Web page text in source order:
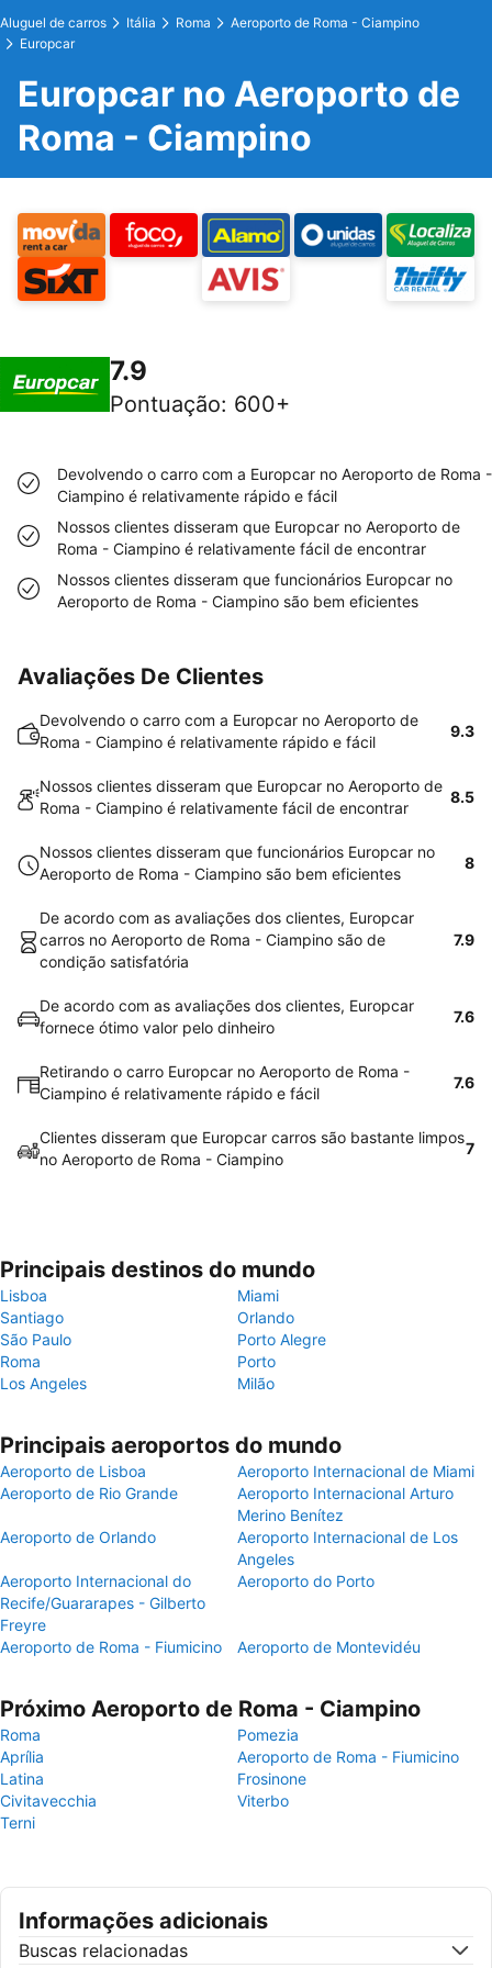
Aluguel de carros Itália Roma
Aeroporto de Roma - Ciampino
Europcar
Europcar no Aeroporto de
Roma - Ciampino
7.9
Pontuação: 600+
Devolvendo o carro com a Europcar no Aeroporto de Roma -
Ciampino é relativamente rápido e fácil
Nossos clientes disseram que Europcar no Aeroporto de
Roma - Ciampino é relativamente fácil de encontrar
Nossos clientes disseram que funcionários Europcar no
Aeroporto de Roma - Ciampino são bem eficientes
Avaliações De Clientes
Devolvendo o carro com a Europcar no Aeroporto de
Roma - Ciampino é relativamente rápido e fácil
9.3
Nossos clientes disseram que Europcar no Aeroporto de
Roma - Ciampino é relativamente fácil de encontrar
8.5
Nossos clientes disseram que funcionários Europcar no
Aeroporto de Roma - Ciampino são bem eficientes
8
De acordo com as avaliações dos clientes, Europcar
carros no Aeroporto de Roma - Ciampino são de
condição satisfatória
7.9
De acordo com as avaliações dos clientes, Europcar
fornece ótimo valor pelo dinheiro
7.6
Retirando o carro Europcar no Aeroporto de Roma -
Ciampino é relativamente rápido e fácil
7.6
Clientes disseram que Europcar carros são bastante limpos
no Aeroporto de Roma - Ciampino
7
Principais destinos do mundo
Lisboa
Miami
Santiago
Orlando
São Paulo
Porto Alegre
Roma
Porto
Los Angeles
Milão
Principais aeroportos do mundo
Aeroporto de Lisboa
Aeroporto Internacional de Miami
Aeroporto de Rio Grande
Aeroporto Internacional Arturo
Merino Benítez
Aeroporto de Orlando
Aeroporto Internacional de Los
Angeles
Aeroporto Internacional do
Recife/Guararapes - Gilberto
Freyre
Aeroporto do Porto
Aeroporto de Roma - Fiumicino Aeroporto de Montevidéu
Próximo Aeroporto de Roma - Ciampino
Roma
Pomezia
Aprília
Aeroporto de Roma - Fiumicino
Latina
Frosinone
Civitavecchia
Viterbo
Terni
Informações adicionais
Buscas relacionadas